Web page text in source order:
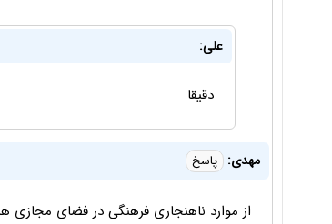
علی:
دقیقا
مهدی: پاسخ
از موارد ناهنجاری فرهنگی در فضای مجازی